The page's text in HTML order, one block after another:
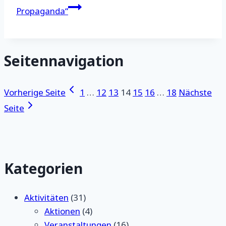
Propaganda“
Seitennavigation
Vorherige Seite 1 … 12 13 14 15 16 … 18 Nächste
Seite
Kategorien
Aktivitäten (31)
Aktionen (4)